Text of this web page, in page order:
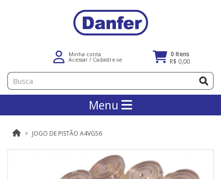
Minha conta
Acessar / Cadastre-se
0 Itens
R$ 0,00
Menu
JOGO DE PISTÃO A4VG56